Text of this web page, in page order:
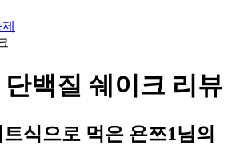
백질 쉐이크 리뷰
식으로 먹은 욘쯔1님의